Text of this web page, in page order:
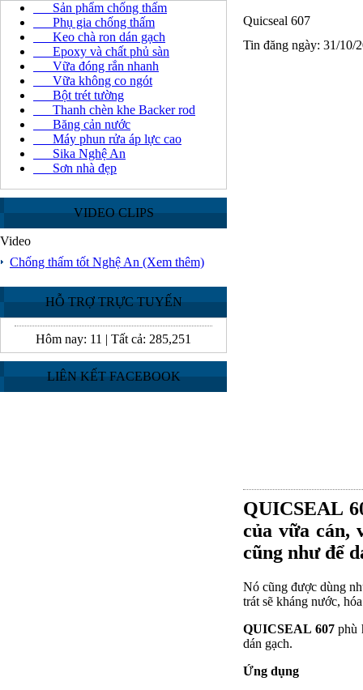
Sản phẩm chống thấm
Phụ gia chống thấm
Keo chà ron dán gạch
Epoxy và chất phủ sàn
Vữa đóng rắn nhanh
Vữa không co ngót
Bột trét tường
Thanh chèn khe Backer rod
Băng cản nước
Máy phun rửa áp lực cao
Sika Nghệ An
Sơn nhà đẹp
VIDEO CLIPS
Video
Chống thấm tốt Nghệ An (Xem thêm)
HỖ TRỢ TRỰC TUYẾN
Hôm nay: 11 | Tất cả: 285,251
LIÊN KẾT FACEBOOK
Quicseal 607
Tin đăng ngày: 31/10/
QUICSEAL
của vữa cán,
cũng như để
Nó cũng được dùng
trát sẽ kháng nước,
QUICSEAL 607phù
dán gạch.
Ứng dụng